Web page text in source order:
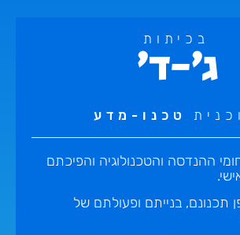
בכיתות
ג'-ד'
טכנו-מדע
ההנדסה והטכנולוגיה והפיכתם
תכנונם, בנייתם ופעולתם של